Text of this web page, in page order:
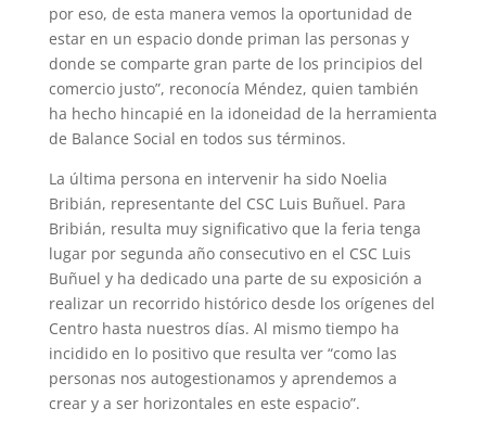
por eso, de esta manera vemos la oportunidad de
estar en un espacio donde priman las personas y
donde se comparte gran parte de los principios del
comercio justo”, reconocía Méndez, quien también
ha hecho hincapié en la idoneidad de la herramienta
de Balance Social en todos sus términos.
La última persona en intervenir ha sido Noelia
Bribián, representante del CSC Luis Buñuel. Para
Bribián, resulta muy significativo que la feria tenga
lugar por segunda año consecutivo en el CSC Luis
Buñuel y ha dedicado una parte de su exposición a
realizar un recorrido histórico desde los orígenes del
Centro hasta nuestros días. Al mismo tiempo ha
incidido en lo positivo que resulta ver “como las
personas nos autogestionamos y aprendemos a
crear y a ser horizontales en este espacio”.